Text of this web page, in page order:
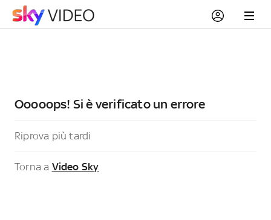
Ooooops! Si è verificato un errore
Riprova più tardi
Torna a Video Sky